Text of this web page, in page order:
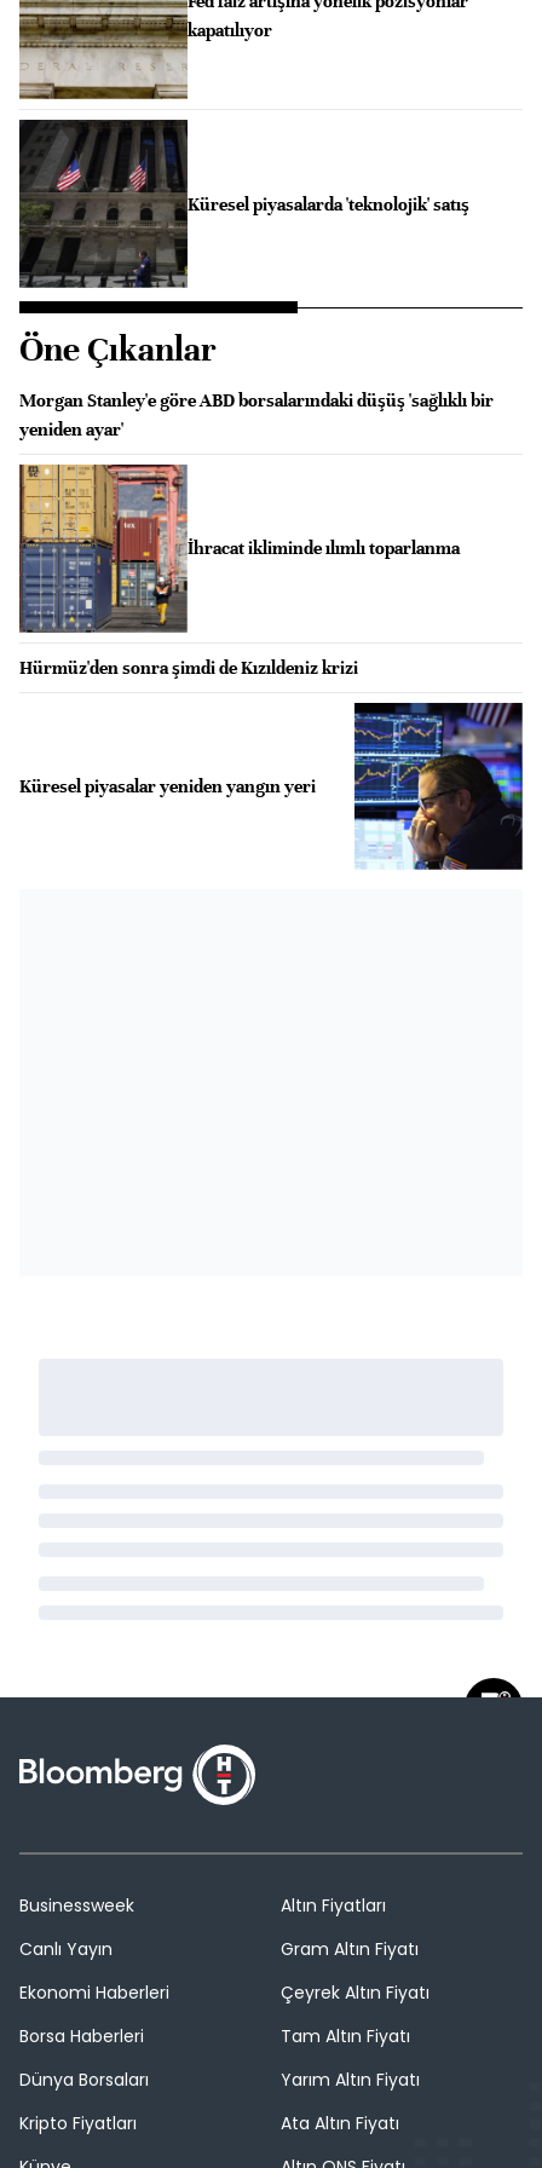
kapatılıyor
Küresel piyasalarda 'teknolojik' satış
Öne Çıkanlar
Morgan Stanley'e göre ABD borsalarındaki düşüş 'sağlıklı bir
yeniden ayar'
İhracat ikliminde ılımlı toparlanma
Hürmüz'den sonra şimdi de Kızıldeniz krizi
Küresel piyasalar yeniden yangın yeri
Businessweek
Canlı Yayın
Ekonomi Haberleri
Borsa Haberleri
Dünya Borsaları
Kripto Fiyatları
Altın Fiyatları
Gram Altın Fiyatı
Çeyrek Altın Fiyatı
Tam Altın Fiyatı
Yarım Altın Fiyatı
Ata Altın Fiyatı